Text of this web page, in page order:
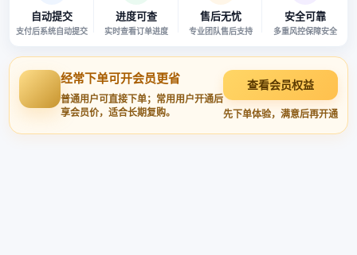
自动提交
支付后系统自动提交
进度可查
实时查看订单进度
售后无忧
专业团队售后支持
安全可靠
多重风控保障安全
经常下单可开会员更省
普通用户可直接下单；常用用户开通后
享会员价，适合长期复购。
查看会员权益
先下单体验，满意后再开通